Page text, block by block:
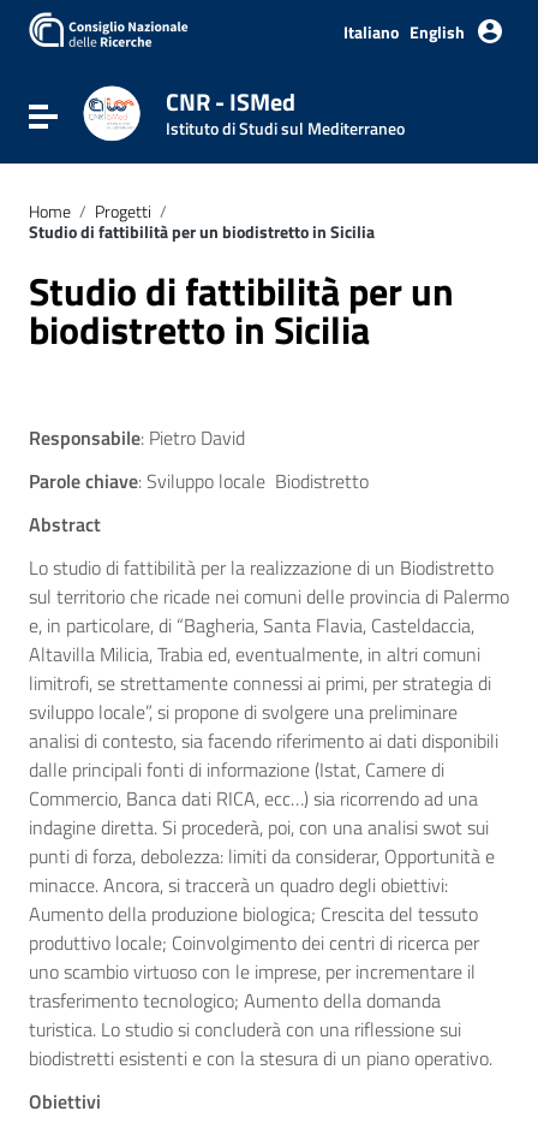
Italiano English
Attiva / disattiva la navigazione
CNR - ISMed
Istituto di Studi sul Mediterraneo
Home / Progetti /
Studio di fattibilità per un biodistretto in Sicilia
Studio di fattibilità per un
biodistretto in Sicilia
Responsabile: Pietro David
Parole chiave: Sviluppo locale Biodistretto
Abstract
Lo studio di fattibilità per la realizzazione di un Biodistretto
sul territorio che ricade nei comuni delle provincia di Palermo
e, in particolare, di “Bagheria, Santa Flavia, Casteldaccia,
Altavilla Milicia, Trabia ed, eventualmente, in altri comuni
limitrofi, se strettamente connessi ai primi, per strategia di
sviluppo locale”, si propone di svolgere una preliminare
analisi di contesto, sia facendo riferimento ai dati disponibili
dalle principali fonti di informazione (Istat, Camere di
Commercio, Banca dati RICA, ecc…) sia ricorrendo ad una
indagine diretta. Si procederà, poi, con una analisi swot sui
punti di forza, debolezza: limiti da considerar, Opportunità e
minacce. Ancora, si traccerà un quadro degli obiettivi:
Aumento della produzione biologica; Crescita del tessuto
produttivo locale; Coinvolgimento dei centri di ricerca per
uno scambio virtuoso con le imprese, per incrementare il
trasferimento tecnologico; Aumento della domanda
turistica. Lo studio si concluderà con una riflessione sui
biodistretti esistenti e con la stesura di un piano operativo.
Obiettivi